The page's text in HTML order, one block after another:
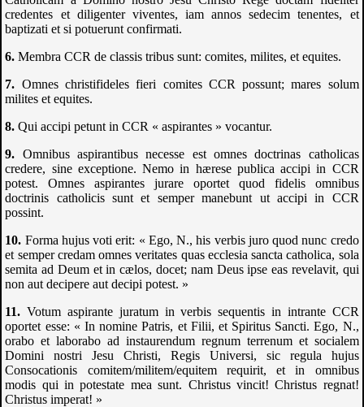
credentes et diligenter viventes, iam annos sedecim tenentes, et
baptizati et si potuerunt confirmati.
MembraCCR de classis tribus sunt: comites, milites, et equites.
Omnes christifideles fieri comites CCR possunt; mares solum
milites et equites.
Qui accipi petunt inCCR « aspirantes » vocantur.
Omnibus aspirantibus necesse est omnes doctrinas catholicas
credere, sine exceptione. Nemo in hærese publica accipi in CCR
potest. Omnes aspirantes jurare oportet quod fidelis omnibus
doctrinis catholicis sunt et semper manebunt ut accipi in CCR
possint.
Forma hujus voti erit: « Ego, N., his verbis juro quod nunc credo
et semper credam omnes veritates quas ecclesia sancta catholica, sola
semita ad Deum et in cælos, docet; nam Deus ipse eas revelavit, qui
non aut decipere aut decipi potest. »
Votum aspirante juratum in verbis sequentis in intrante CCR
oportet esse: « In nomine Patris, et Filii, et Spiritus Sancti. Ego, N.,
orabo et laborabo ad instaurendum regnum terrenum et socialem
Domini nostri Jesu Christi, Regis Universi, sic regula hujus
Consocationis comitem/militem/equitem requirit, et in omnibus
modis qui in potestate mea sunt. Christus vincit! Christus regnat!
Christus imperat! »